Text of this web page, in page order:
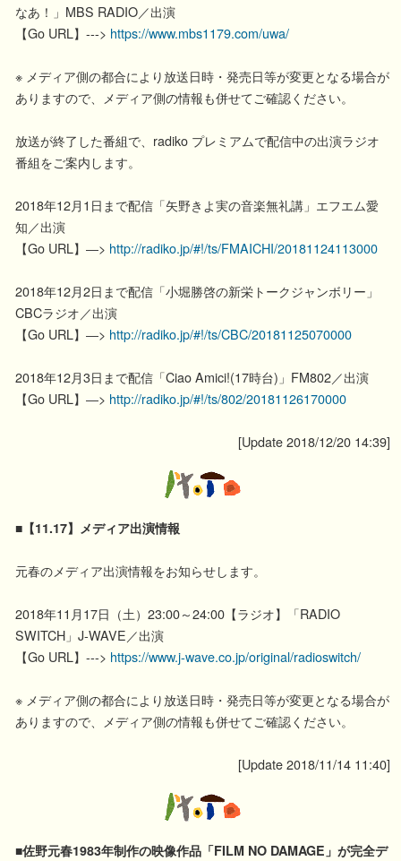
なあ！」MBS RADIO／出演
【Go URL】---> https://www.mbs1179.com/uwa/
※ メディア側の都合により放送日時・発売日等が変更となる場合が
ありますので、メディア側の情報も併せてご確認ください。
放送が終了した番組で、radiko プレミアムで配信中の出演ラジオ
番組をご案内します。
2018年12月1日まで配信「矢野きよ実の音楽無礼講」エフエム愛
知／出演
【Go URL】―> http://radiko.jp/#!/ts/FMAICHI/20181124113000
2018年12月2日まで配信「小堀勝啓の新栄トークジャンボリー」
CBCラジオ／出演
【Go URL】―> http://radiko.jp/#!/ts/CBC/20181125070000
2018年12月3日まで配信「Ciao Amici!(17時台)」FM802／出演
【Go URL】―> http://radiko.jp/#!/ts/802/20181126170000
[Update 2018/12/20 14:39]
■【11.17】メディア出演情報
元春のメディア出演情報をお知らせします。
2018年11月17日（土）23:00～24:00【ラジオ】「RADIO
SWITCH」J-WAVE／出演
【Go URL】---> https://www.j-wave.co.jp/original/radioswitch/
※ メディア側の都合により放送日時・発売日等が変更となる場合が
ありますので、メディア側の情報も併せてご確認ください。
[Update 2018/11/14 11:40]
■佐野元春1983年制作の映像作品「FILM NO DAMAGE」が完全デ